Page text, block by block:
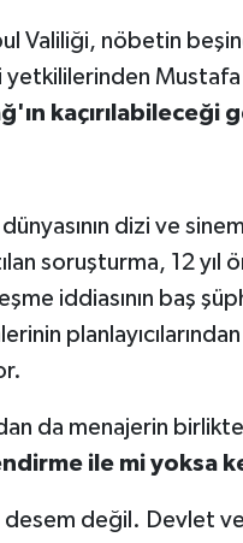
Valiliği, nöbetin
yetkililerinden Mustafa
kaçırılabileceği
dizi ve
soruşturma, 12 yıl
iddiasının baş
da menajerin birlikte
ile mi yoksa
desem değil. Devlet